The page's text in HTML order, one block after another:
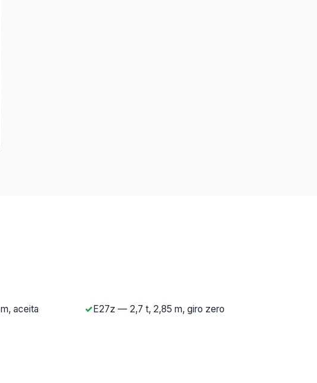
aceita
E27z — 2,7 t, 2,85 m, giro zero